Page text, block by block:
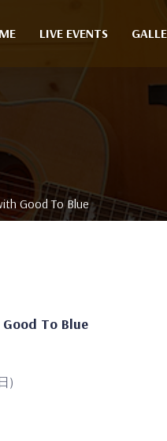
LIVE EVENTS
Good To Blue
To Blue
)